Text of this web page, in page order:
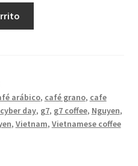
arábico, café grano, cafe
cyber day, g7, g7 coffee, Nguyen,
, Vietnam, Vietnamese coffee